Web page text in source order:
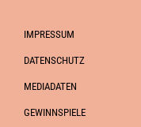
IMPRESSUM
DATENSCHUTZ
MEDIADATEN
GEWINNSPIELE